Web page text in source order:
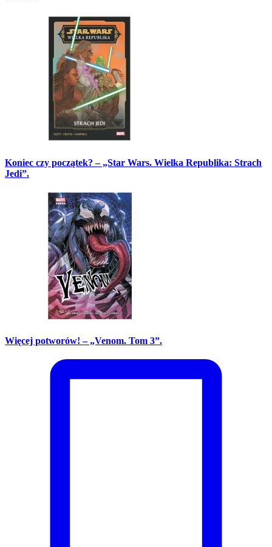
Koniec czy początek? – „Star Wars. Wielka Republika: Strach
Jedi”.
Więcej potworów! – „Venom. Tom 3”.